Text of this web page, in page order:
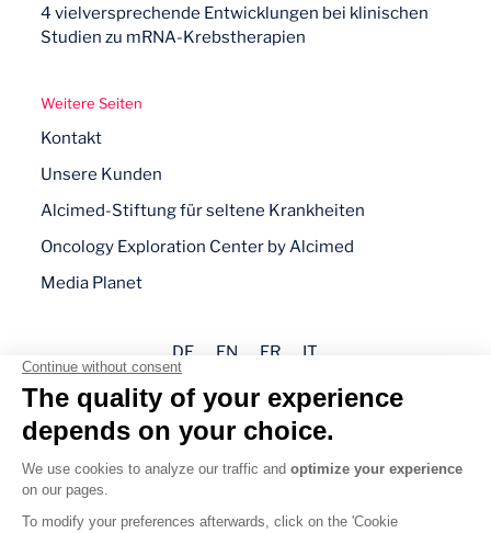
4 vielversprechende Entwicklungen bei klinischen
Studien zu mRNA-Krebstherapien
Weitere Seiten
Kontakt
Unsere Kunden
Alcimed-Stiftung für seltene Krankheiten
Oncology Exploration Center by Alcimed
Media Planet
DE EN FR IT
Impressum
Datenschutz